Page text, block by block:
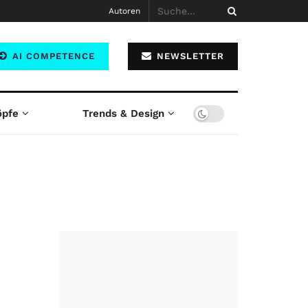
Autoren
AI COMPETENCE NEWSLETTER
Trends & Design